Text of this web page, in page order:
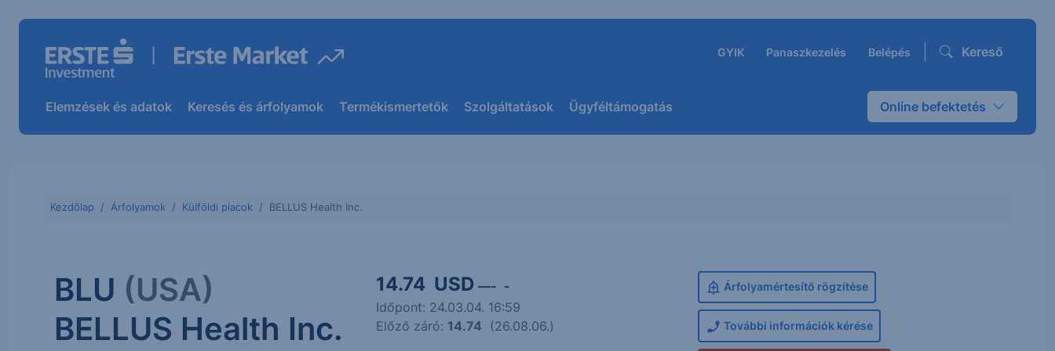
GYIK Panaszkezelés Belépés Kereső
Elemzések és adatok Keresés és árfolyamok Termékismertetők Szolgáltatások Ügyféltámogatás Online befektetés
Kezdőlap Árfolyamok Külföldi piacok BELLUS Health Inc.
BLU (USA)
BELLUS Health Inc.
14.74 USD —- -
Időpont: 24.03.04. 16:59
Előző záró: 14.74 (26.08.06.)
Árfolyamértesítő rögzítése
További információk kérése